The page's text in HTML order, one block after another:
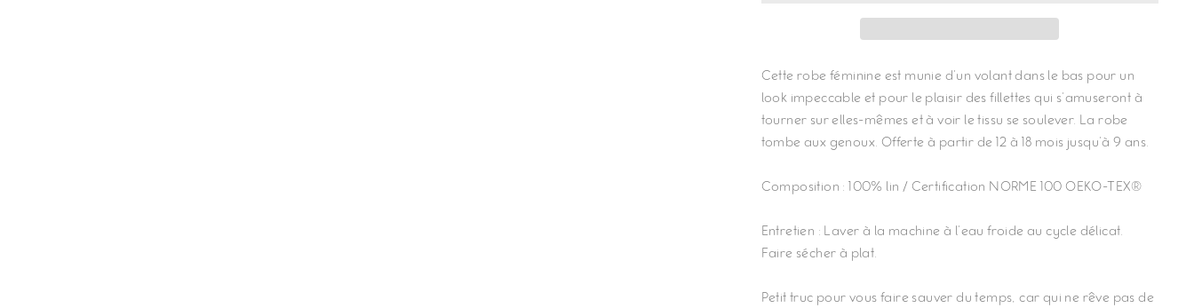
Cette robe féminine est munie d'un volant dans le bas pour un
look impeccable et pour le plaisir des fillettes qui s'amuseront à
tourner sur elles-mêmes et à voir le tissu se soulever. La robe
tombe aux genoux. Offerte à partir de 12 à 18 mois jusqu'à 9 ans.
Composition : 100% lin / Certification NORME 100 OEKO-TEX®
Entretien : Laver à la machine à l'eau froide au cycle délicat.
Faire sécher à plat.
Petit truc pour vous faire sauver du temps, car qui ne rêve pas de